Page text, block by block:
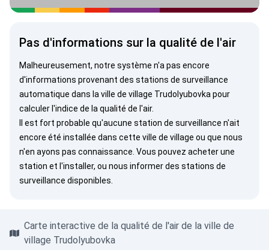
Pas d'informations sur la qualité de l'air
Malheureusement, notre système n'a pas encore
d'informations provenant des stations de surveillance
automatique dans la ville de village Trudolyubovka pour
calculer l'indice de la qualité de l'air.
Il est fort probable qu'aucune station de surveillance n'ait
encore été installée dans cette ville de village ou que nous
n'en ayons pas connaissance. Vous pouvez acheter une
station et l'installer, ou nous informerdes stations de
surveillance disponibles.
Carte interactive de la qualité de l'air de la ville de
village Trudolyubovka